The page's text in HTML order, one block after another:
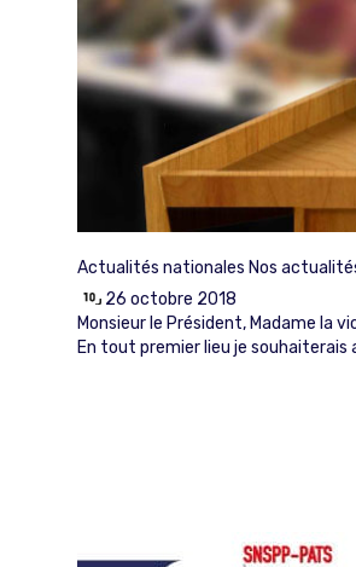
Actualités nationales Nos
26 octobre 2018
Monsieur le Président, Madame la
En tout premier lieu je